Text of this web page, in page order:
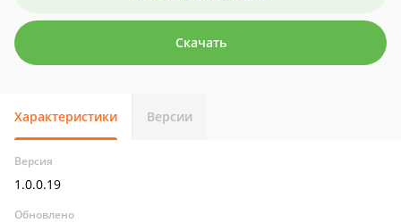
Скачать
Характеристики Версии
Версия
1.0.0.19
Обновлено